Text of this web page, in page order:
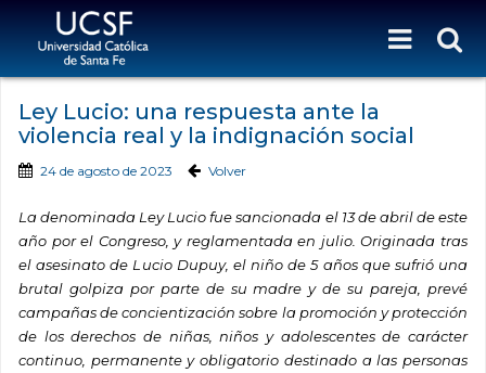
Ley Lucio: una respuesta ante la
violencia real y la indignación social
24 de agosto de 2023 Volver
La denominada Ley Lucio fue sancionada el 13 de abril de este
año por el Congreso, y reglamentada en julio. Originada tras
el asesinato de Lucio Dupuy, el niño de 5 años que sufrió una
brutal golpiza por parte de su madre y de su pareja, prevé
campañas de concientización sobre la promoción y protección
de los derechos de niñas, niños y adolescentes de carácter
continuo, permanente y obligatorio destinado a las personas